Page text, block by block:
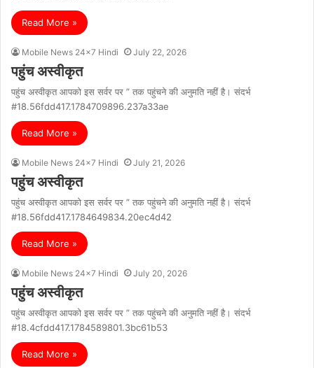
Read More »
Mobile News 24x7 Hindi July 22, 2026
पहुंच अस्वीकृत
पहुंच अस्वीकृत आपको इस सर्वर पर ” तक पहुंचने की अनुमति नहीं है। संदर्भ
#18.56fdd417.1784709896.237a33ae
Read More »
Mobile News 24x7 Hindi July 21, 2026
पहुंच अस्वीकृत
पहुंच अस्वीकृत आपको इस सर्वर पर ” तक पहुंचने की अनुमति नहीं है। संदर्भ
#18.56fdd417.1784649834.20ec4d42
Read More »
Mobile News 24x7 Hindi July 20, 2026
पहुंच अस्वीकृत
पहुंच अस्वीकृत आपको इस सर्वर पर ” तक पहुंचने की अनुमति नहीं है। संदर्भ
#18.4cfdd417.1784589801.3bc61b53
Read More »